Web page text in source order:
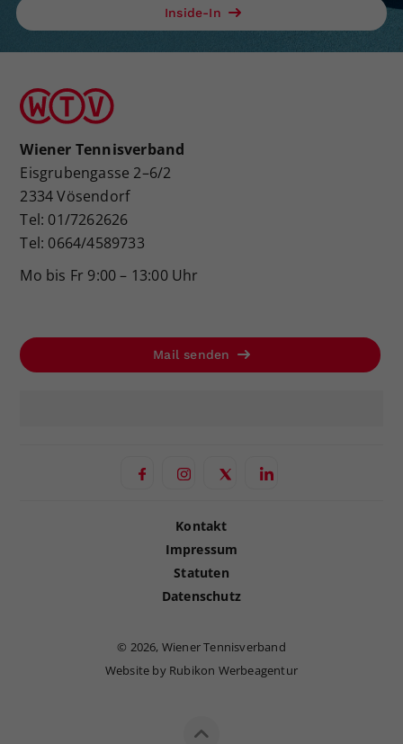
Inside-In
Wiener Tennisverband
Eisgrubengasse 2–6/2
2334 Vösendorf
Tel: 01/7262626
Tel: 0664/4589733
Mo bis Fr 9:00 – 13:00 Uhr
Mail senden
Kontakt
Impressum
Statuten
Datenschutz
© 2026, Wiener Tennisverband
Website by Rubikon Werbeagentur